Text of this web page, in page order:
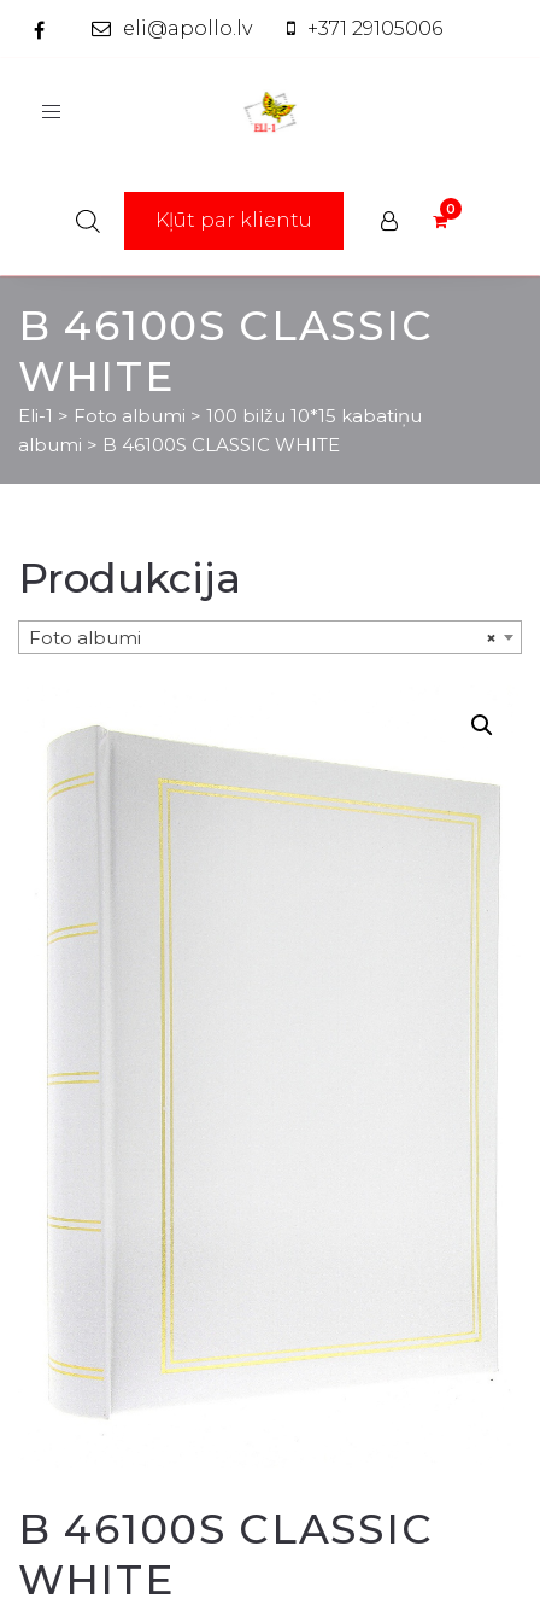
eli@apollo.lv +371 29105006
Toggle
Kļūt par klientu
B 46100S CLASSIC
WHITE
Eli-1 > Foto albumi > 100 bilžu 10*15 kabatiņu
albumi > B 46100S CLASSIC WHITE
Produkcija
×
Foto albumi
B 46100S CLASSIC
WHITE